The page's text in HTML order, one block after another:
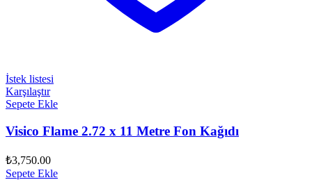
İstek listesi
Karşılaştır
Sepete Ekle
Visico Flame 2.72 x 11 Metre Fon Kağıdı
₺3,750.00
Sepete Ekle